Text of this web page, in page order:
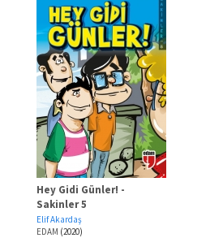
Hey Gidi Günler! -
Sakinler 5
Elif Akardaş
EDAM (2020)